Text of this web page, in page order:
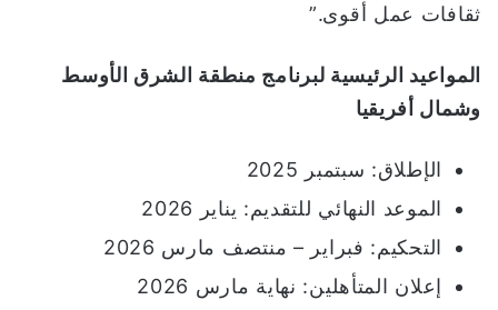
ثقافات عمل أقوى.”
المواعيد الرئيسية لبرنامج منطقة الشرق الأوسط
وشمال أفريقيا
الإطلاق: سبتمبر 2025
الموعد النهائي للتقديم: يناير 2026
التحكيم: فبراير – منتصف مارس 2026
إعلان المتأهلين: نهاية مارس 2026